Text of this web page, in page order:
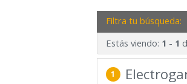
Filtra tu búsqueda:
Estás viendo: 1 - 1
1